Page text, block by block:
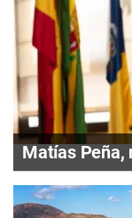
Matías Peña,